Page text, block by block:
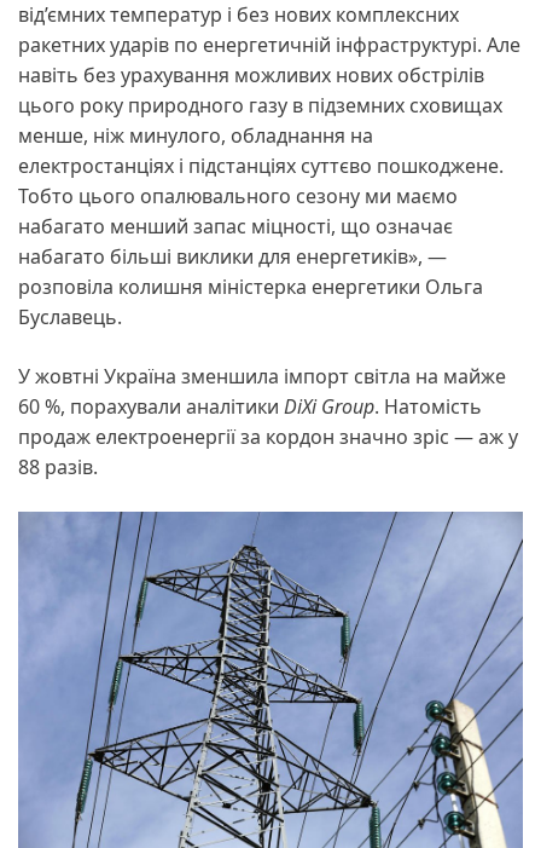
від’ємних температур і без нових комплексних
ракетних ударів по енергетичній інфраструктурі. Але
навіть без урахування можливих нових обстрілів
цього року природного газу в підземних сховищах
менше, ніж минулого, обладнання на
електростанціях і підстанціях суттєво пошкоджене.
Тобто цього опалювального сезону ми маємо
набагато менший запас міцності, що означає
набагато більші виклики для енергетиків», —
розповіла колишня міністерка енергетики Ольга
Буславець.
У жовтні Україна зменшила імпорт світла на майже
60 %, порахували аналітики DiXi Group. Натомість
продаж електроенергії за кордон значно зріс — аж у
88 разів.